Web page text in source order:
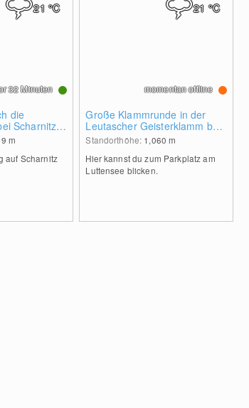
die
Scharnitz
m
auf Scharnitz
21°C
32 Minuten
Große Klammrunde in der
Leutascher Geisterklamm bei
Seefeld
Standorthöhe: 1,060m
Hier kannst du zum Parkplatz am
Luttensee blicken.
21°C
momentan offline